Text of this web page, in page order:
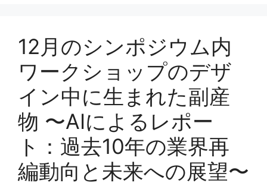
12月のシンポジウム内
ワークショップのデザ
イン中に生まれた副産
物 〜AIによるレポー
ト：過去10年の業界再
編動向と未来への展望〜